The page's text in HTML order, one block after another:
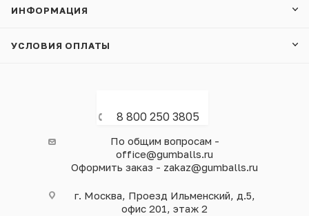
ИНФОРМАЦИЯ
УСЛОВИЯ ОПЛАТЫ
8 800 250 3805
По общим вопросам -
office@gumballs.ru
Оформить заказ - zakaz@gumballs.ru
г. Москва, Проезд Ильменский, д.5,
офис 201, этаж 2